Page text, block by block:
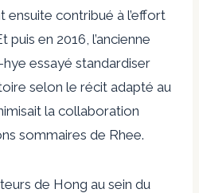
ensuite contribué à l’effort
en 2016, l’ancienne
hye essayé standardiser
selon le récit adapté au
la collaboration
sommaires de Rhee.
de Hong au sein du